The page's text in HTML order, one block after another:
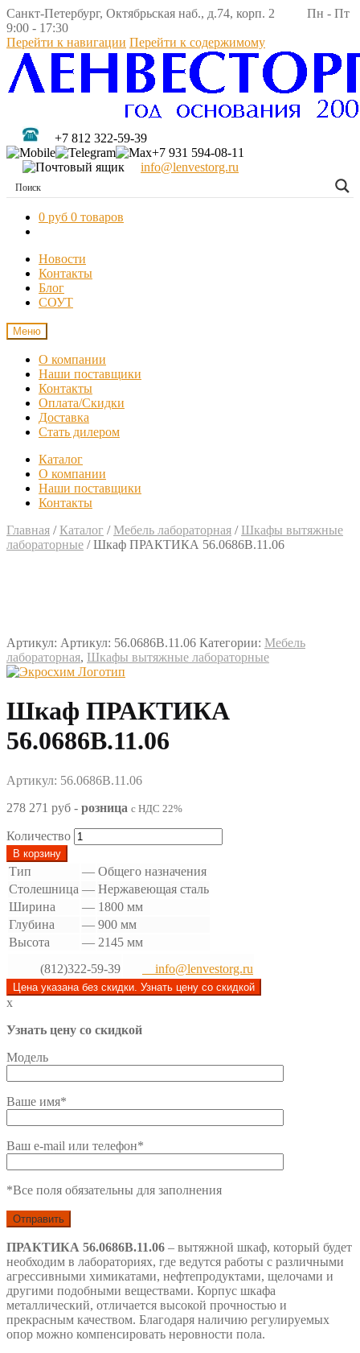
Санкт-Петербург, Октябрьская наб., д.74, корп. 2 Пн - Пт
9:00 - 17:30
Перейти к навигации Перейти к содержимому
+7 812 322-59-39
+7 931 594-08-11
info@lenvestorg.ru
0 руб 0 товаров
Новости
Контакты
Блог
СОУТ
Меню
О компании
Наши поставщики
Контакты
Оплата/Скидки
Доставка
Стать дилером
Каталог
О компании
Наши поставщики
Контакты
Главная / Каталог / Мебель лабораторная / Шкафы вытяжные
лабораторные /Шкаф ПРАКТИКА 56.0686В.11.06
Артикул: Артикул: 56.0686В.11.06 Категории: Мебель
лабораторная, Шкафы вытяжные лабораторные
Шкаф ПРАКТИКА
56.0686В.11.06
Артикул: 56.0686В.11.06
278 271 руб - розница с НДС 22%
Количество
В корзину
Тип — Общего назначения
Столешница — Нержавеющая сталь
Ширина
— 1800 мм
Глубина
— 900 мм
Высота
— 2145 мм
(812)322-59-39
info@lenvestorg.ru
Цена указана без скидки. Узнать цену со скидкой
x
Узнать цену со скидкой
Модель
Ваше имя*
Ваш e-mail или телефон*
*Все поля обязательны для заполнения
ПРАКТИКА 56.0686В.11.06 – вытяжной шкаф, который будет
необходим в лабораториях, где ведутся работы с различными
агрессивными химикатами, нефтепродуктами, щелочами и
другими подобными веществами. Корпус шкафа
металлический, отличается высокой прочностью и
прекрасным качеством. Благодаря наличию регулируемых
опор можно компенсировать неровности пола.